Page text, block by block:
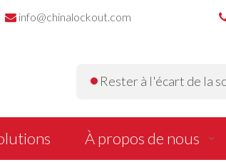
 info@chinalockout.com
Rester à l'écart de la
À propos de nous